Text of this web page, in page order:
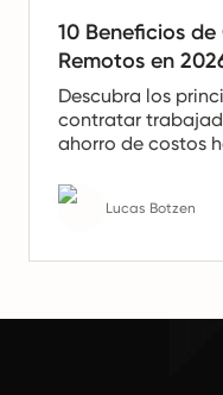
10 Beneficios
Remotos en
Descubra los
contratar
ahorro de costos
remotos son el
Lucas Botzen